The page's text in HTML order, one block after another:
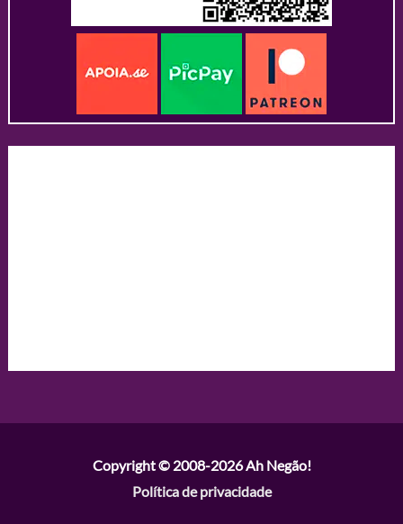
Copyright © 2008-2026Ah Negão!
Política de privacidade